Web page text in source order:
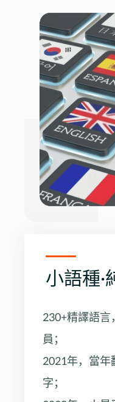
小語種·
230+精譯語言
員；
2021年，當年
字；